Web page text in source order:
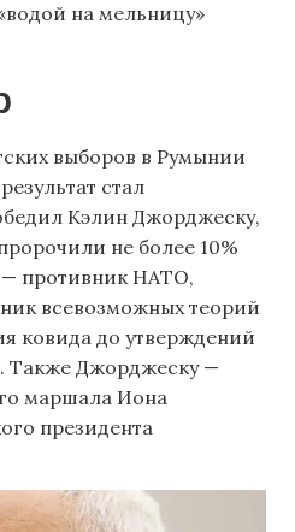
на мельницу»
выборов в Румынии
стал
Кэлин Джорджеску,
не более 10%
противник НАТО,
всевозможных теорий
ковида до утверждений
Также Джорджеску —
маршала Иона
президента